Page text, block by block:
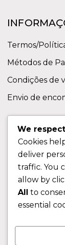
Termos/
Métodos de
Condições de
Envio de
Contactos
Sobre nos
FAQ
CLIENTE
Área do
We
Cookies
deliver
traffic. You
allow by
All to
essential